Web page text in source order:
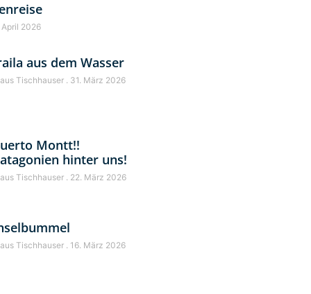
April 2026
aus dem Wasser
Tischhauser 31. März 2026
Montt!!
hinter uns!
Tischhauser 22. März 2026
Tischhauser 16. März 2026